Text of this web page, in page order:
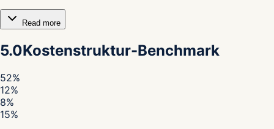
Read more
5.0Kostenstruktur-Benchmark
52%
12%
8%
15%